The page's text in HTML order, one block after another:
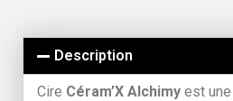
Description
Cire Céram’X Alchimy est